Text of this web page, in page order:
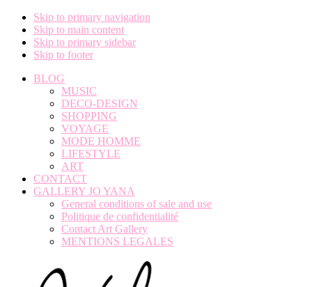
Skip to primary navigation
Skip to main content
Skip to primary sidebar
Skip to footer
BLOG
MUSIC
DECO-DESIGN
SHOPPING
VOYAGE
MODE HOMME
LIFESTYLE
ART
CONTACT
GALLERY JO YANA
General conditions of sale and use
Politique de confidentialité
Contact Art Gallery
MENTIONS LEGALES